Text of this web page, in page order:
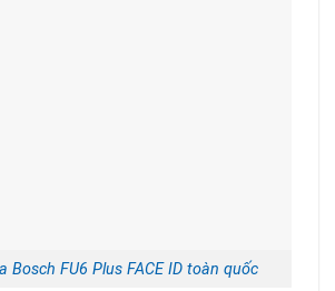
Bosch FU6 Plus FACE ID toàn quốc